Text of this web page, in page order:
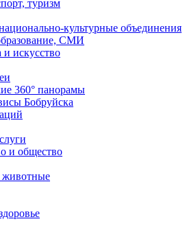
туризм
культурные объединения
СМИ
и искусство
360° панорамы
Бобруйска
и общество